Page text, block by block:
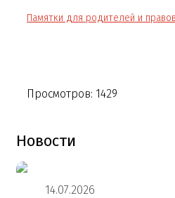
Памятки для родителей и
Просмотров: 1429
Новости
14.07.2026